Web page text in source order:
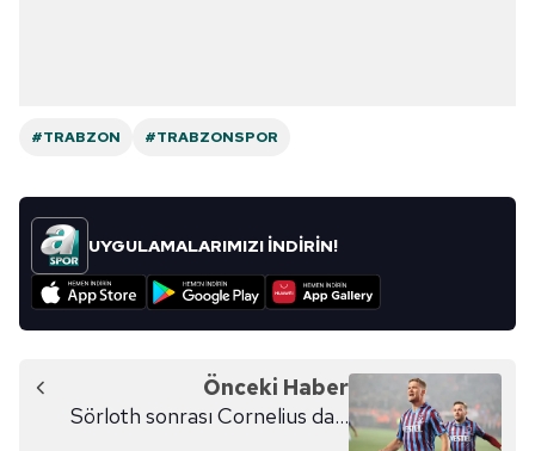
#TRABZON #TRABZONSPOR
UYGULAMALARIMIZI İNDİRİN!
Önceki Haber
Sörloth sonrası Cornelius da...